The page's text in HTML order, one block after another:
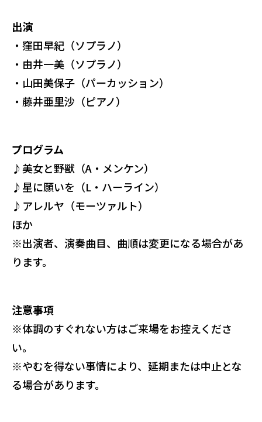
出演
・窪田早紀（ソプラノ）
・由井一美（ソプラノ）
・山田美保子（パーカッション）
・藤井亜里沙（ピアノ）
プログラム
♪美女と野獣（A・メンケン）
♪ 星に願いを（L・ハーライン）
♪ アレルヤ（モーツァルト）
ほか
※出演者、演奏曲目、曲順は変更になる場合があ
ります。
注意事項
※体調のすぐれない方はご来場をお控えくださ
い。
※やむを得ない事情により、延期または中止とな
る場合があります。